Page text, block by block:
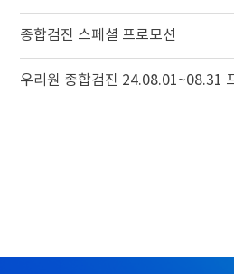
종합검진 스페셜 프로모션
우리원 종합검진 24.08.01~08.31